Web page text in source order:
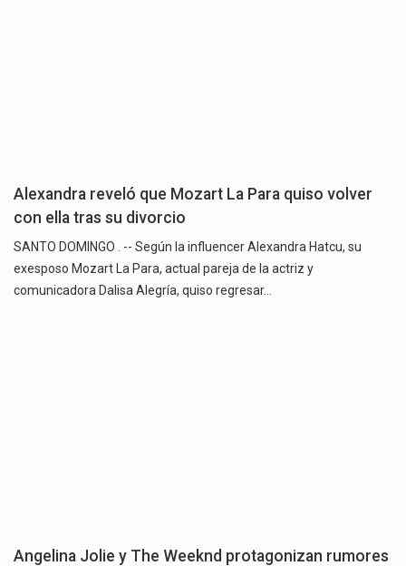
Alexandra reveló que Mozart La Para quiso volver
con ella tras su divorcio
SANTO DOMINGO . -- Según la influencer Alexandra Hatcu, su
exesposo Mozart La Para, actual pareja de la actriz y
comunicadora Dalisa Alegría, quiso regresar…
Angelina Jolie y The Weeknd protagonizan rumores